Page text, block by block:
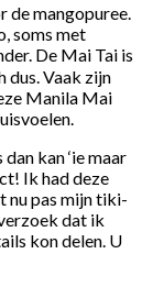
de mangopuree.
soms met
De Mai Tai is
dus. Vaak zijn
Manila Mai
kan ‘ie maar
Ik had deze
nu pas mijn tiki-
dat ik
kon delen. U